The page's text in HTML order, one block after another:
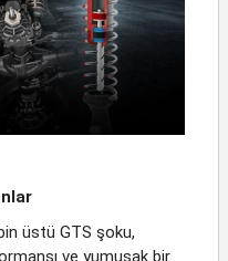
üstü GTS şoku,
ve yumuşak bir